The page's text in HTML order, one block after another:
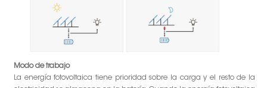
Modo de trabajo
La energía fotovoltaica tiene prioridad sobre la carga y el resto de la